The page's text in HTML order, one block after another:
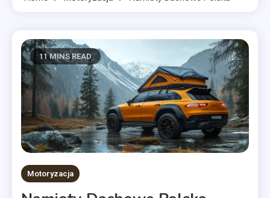
11 MINS READ
Motoryzacja